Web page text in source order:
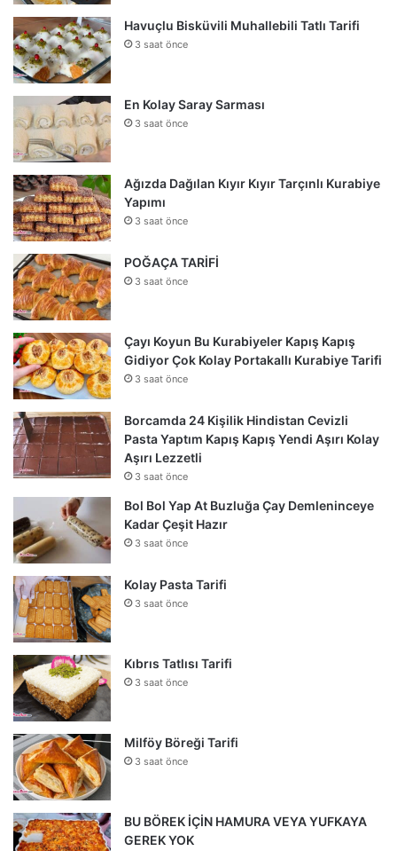
Havuçlu Bisküvili Muhallebili Tatlı Tarifi
3 saat önce
En Kolay Saray Sarması
3 saat önce
Ağızda Dağılan Kıyır Kıyır Tarçınlı Kurabiye
Yapımı
3 saat önce
POĞAÇA TARİFİ
3 saat önce
Çayı Koyun Bu Kurabiyeler Kapış Kapış
Gidiyor Çok Kolay Portakallı Kurabiye Tarifi
3 saat önce
Borcamda 24 Kişilik Hindistan Cevizli
Pasta Yaptım Kapış Kapış Yendi Aşırı Kolay
Aşırı Lezzetli
3 saat önce
Bol Bol Yap At Buzluğa Çay Demleninceye
Kadar Çeşit Hazır
3 saat önce
Kolay Pasta Tarifi
3 saat önce
Kıbrıs Tatlısı Tarifi
3 saat önce
Milföy Böreği Tarifi
3 saat önce
BU BÖREK İÇİN HAMURA VEYA YUFKAYA
GEREK YOK